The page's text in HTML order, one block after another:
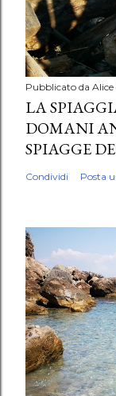
Pubblicato da Alice
LA
DOMANI
SPIAGGE
Condividi Posta